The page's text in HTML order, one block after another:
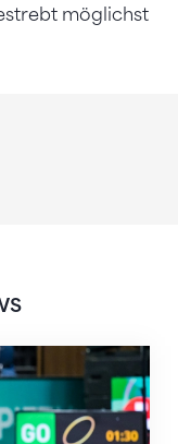
möglichst